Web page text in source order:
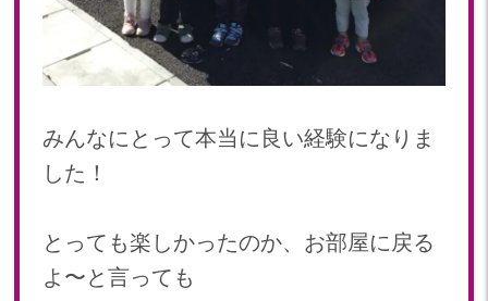
みんなにとって本当に良い経験になりま
した！
とっても楽しかったのか、お部屋に戻る
よ〜と言っても